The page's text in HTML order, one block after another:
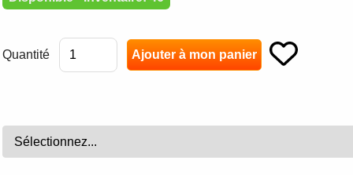
Quantité